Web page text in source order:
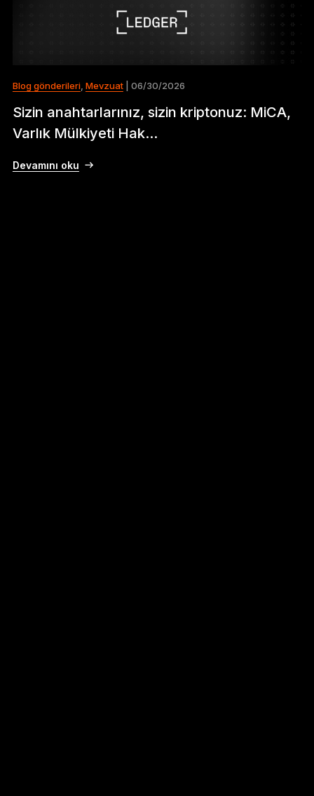
Blog gönderileri, Mevzuat| 06/30/2026
Sizin anahtarlarınız, sizin kriptonuz: MiCA,
Varlık Mülkiyeti Hak...
Devamını oku